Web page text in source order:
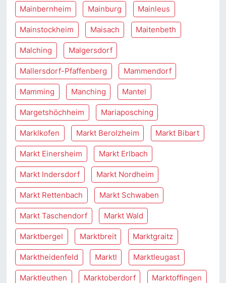
Mainbernheim Mainburg Mainleus
Mainstockheim Maisach Maitenbeth
Malching Malgersdorf
Mallersdorf-Pfaffenberg Mammendorf
Mamming Manching Mantel
Margetshöchheim Mariaposching
Marklkofen Markt Berolzheim Markt Bibart
Markt Einersheim Markt Erlbach
Markt Indersdorf Markt Nordheim
Markt Rettenbach Markt Schwaben
Markt Taschendorf Markt Wald
Marktbergel Marktbreit Marktgraitz
Marktheidenfeld Marktl Marktleugast
Marktleuthen Marktoberdorf Marktoffingen